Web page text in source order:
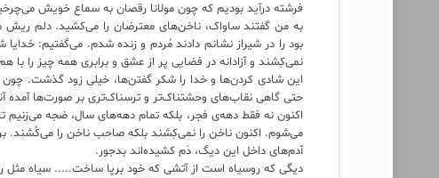
فرشته درآید بودیم که چون مولانا رقصان به سماع خویش
به من گفتند ساواک، ناخن‌های معترضان را می‌کشید. دلم
بود را در شیراز نشانم دادند مُردم و زنده شدم. می‌گفتیم:
نمی‌کِشند و آزادانه در فضایی پر از عشق و برابری همه چیز را
این شادی کردن‌ها و خدا را شکر گفتن‌ها، خیلی زود گذشت.
حتی گاهی نقاب‌های وحشتناک‌تر و ترسناک‌تری بر صورت‌ها
اکنون نه فقط دهه‌ی فجر، بلکه تمام دهه‌های سال، ضجه می‌زنیم
می‌شوم. اکنون ناخن را نمی‌کِشند بلکه صاحب ناخن را
آدم‌های داخل این دیگ، دَم کشیده‌اند بدجور.
دیگی که روسیاه است از آتشی که خود برپا ساخت..... سیاه مثل